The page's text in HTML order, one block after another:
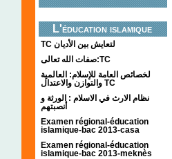
L'éducation islamique
TC لتعايش بين الأديان
صفات الله تعالى:TC
لخصائص العامة للإسلام: العالمية
والتوازن والاعتدال TC
نظام الارث في الاسلام : الورثة و
أنصبتهم
Examen régional-éducation
islamique-bac 2013-casa
Examen régional-éducation
islamique-bac 2013-meknès